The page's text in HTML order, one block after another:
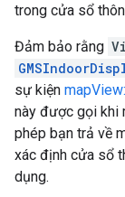
trong cửa sổ
Đảm bảo rằng
sự kiện
này được gọi khi
phép bạn trả về
xác định cửa sổ
dụng.